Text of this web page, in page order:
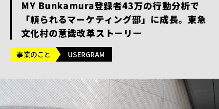
MY Bunkamura登録者43万の行動分析で
「頼られるマーケティング部」に成長。東急
文化村の意識改革ストーリー
事業のこと USERGRAM